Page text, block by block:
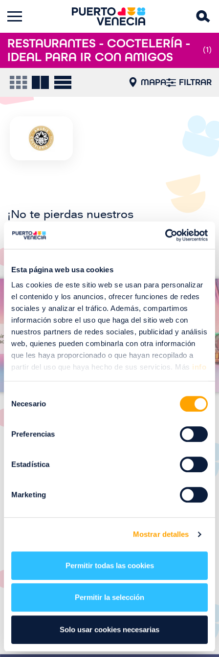
Esta página web usa cookies
Las cookies de este sitio web se usan para personalizar
el contenido y los anuncios, ofrecer funciones de redes
sociales y analizar el tráfico. Además, compartimos
información sobre el uso que haga del sitio web con
nuestros partners de redes sociales, publicidad y análisis
web, quienes pueden combinarla con otra información
que les haya proporcionado o que hayan recopilado a
partir del uso que haya hecho de sus servicios. Más info
Selección
Necesario
Preferencias
Estadística
Marketing
Mostrar detalles
Permitir todas las cookies
Permitir la selección
Solo usar cookies necesarias
RESTAURANTES - COCTELERÍA -
IDEAL PARA IR CON AMIGOS
(1)
MAPA FILTRAR
¡No te pierdas nuestros
EVENTOS!
Ver todos >
m
a
g
n
I
m
RESTAURANTES
de Puerto Venecia
restaurantes de Puerto Venecia. Descubre las mejores
cada una de nuestras marcas. Sus datos de contacto y
también un plano de los restaurantes para que
consultar o el alfabeto desplegable para navegar por